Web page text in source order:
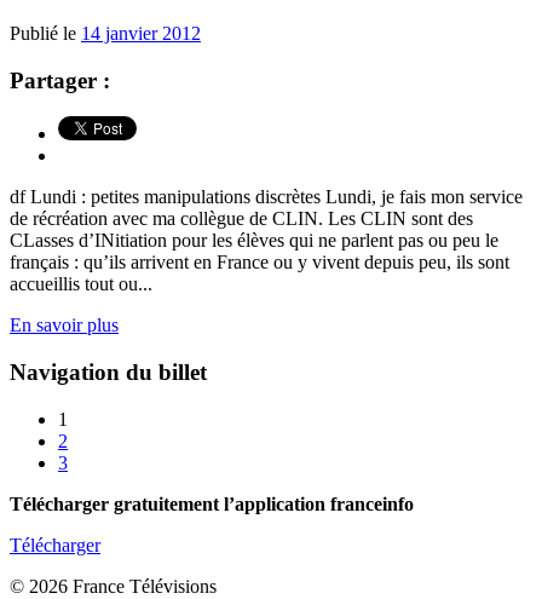
Publié le 14 janvier 2012
Partager :
df Lundi : petites manipulations discrètes Lundi, je fais mon service
de récréation avec ma collègue de CLIN. Les CLIN sont des
CLasses d’INitiation pour les élèves qui ne parlent pas ou peu le
français : qu’ils arrivent en France ou y vivent depuis peu, ils sont
accueillis tout ou...
En savoir plus
Navigation du billet
1
2
3
Télécharger gratuitement l’application franceinfo
Télécharger
© 2026 France Télévisions